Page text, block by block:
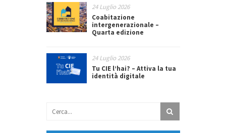
24 Luglio 2026
Coabitazione
intergenerazionale –
Quarta edizione
24 Luglio 2026
Tu CIE l’hai? – Attiva la tua
identità digitale